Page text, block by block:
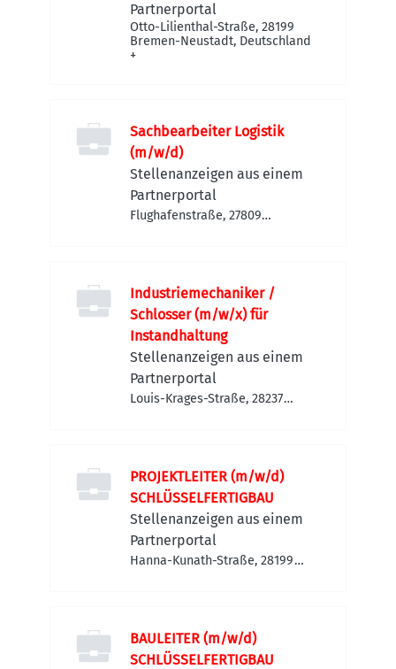
Partnerportal
Otto-Lilienthal-Straße, 28199
Bremen-Neustadt, Deutschland
+
Sachbearbeiter Logistik
(m/w/d)
Stellenanzeigen aus einem
Partnerportal
Flughafenstraße, 27809
Industriemechaniker /
Schlosser (m/w/x) für
Instandhaltung
Stellenanzeigen aus einem
Partnerportal
Louis-Krages-Straße, 28237
PROJEKTLEITER (m/w/d)
SCHLÜSSELFERTIGBAU
Stellenanzeigen aus einem
Partnerportal
Hanna-Kunath-Straße, 28199
BAULEITER (m/w/d)
SCHLÜSSELFERTIGBAU